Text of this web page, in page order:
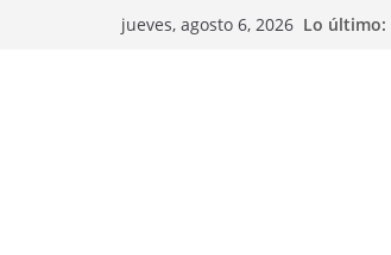
jueves, agosto 6, 2026 Lo último: